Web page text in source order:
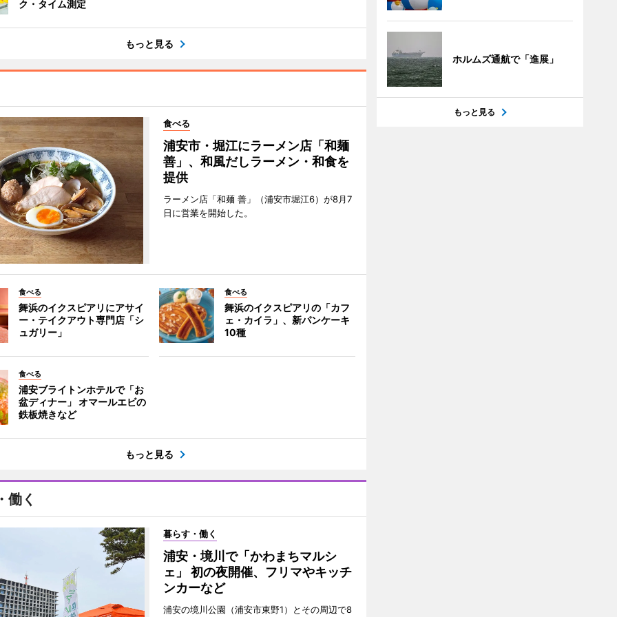
ク・タイム測定
もっと見る
食べる
浦安市・堀江にラーメン店「和麺
善」、和風だしラーメン・和食を
提供
ラーメン店「和麺 善」（浦安市堀江6）が8月7
日に営業を開始した。
食べる
舞浜のイクスピアリにアサイ
ー・テイクアウト専門店「シ
ュガリー」
食べる
舞浜のイクスピアリの「カフ
ェ・カイラ」、新パンケーキ
10種
食べる
浦安ブライトンホテルで「お
盆ディナー」 オマールエビの
鉄板焼きなど
もっと見る
働く
暮らす・働く
浦安・境川で「かわまちマルシ
ェ」 初の夜開催、フリマやキッチ
ンカーなど
浦安の境川公園（浦安市東野1）とその周辺で8
ホルムズ通航で「進展」
もっと見る